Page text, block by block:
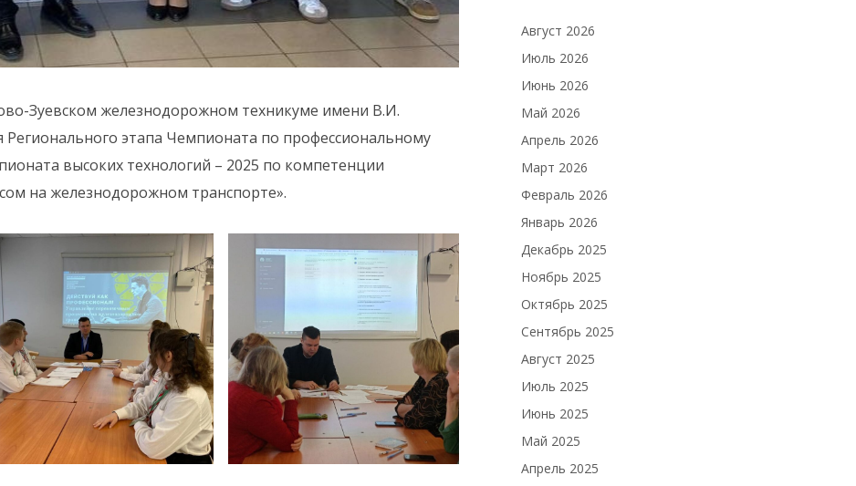
Зуевском железнодорожном техникуме имени В.И.
этапа Чемпионата по профессиональному
высоких технологий – 2025 по компетенции
на железнодорожном транспорте».
Август 2026
Июль 2026
Июнь 2026
Май 2026
Апрель 2026
Март 2026
Февраль 2026
Январь 2026
Декабрь 2025
Ноябрь 2025
Октябрь 2025
Сентябрь 2025
Август 2025
Июль 2025
Июнь 2025
Май 2025
Апрель 2025